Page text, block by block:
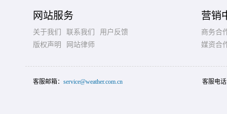
网站服务
关于我们 联系我们
用户反馈
版权声明
网站律师
营销
商务合
媒资合
客服邮箱： service@weather.com.cn 客服电